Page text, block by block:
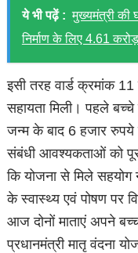
ये भी पढ़ें : मुख्यमंत्री की
निर्माण के लिए 4.61
इसी तरह वार्ड क्रमांक
सहायता मिली। पहले
जन्म के बाद 6 हजार रुपये
संबंधी आवश्यकताओं को
कि योजना से मिले सहयोग
के स्वास्थ्य एवं पोषण पर
आज दोनों माताएं अपने
प्रधानमंत्री मातृ वंदना